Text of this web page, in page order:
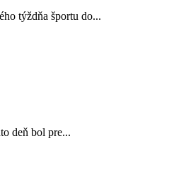
týždňa športu do...
deň bol pre...